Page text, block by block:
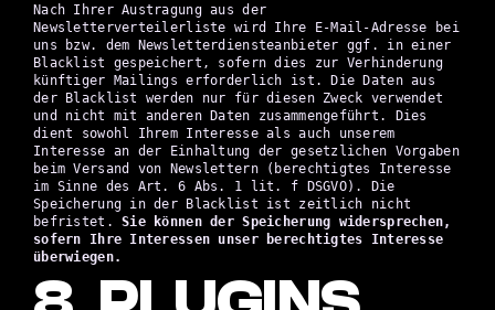
Nach Ihrer Austragung aus der
Newsletterverteilerliste wird Ihre E-Mail-Adresse bei
uns bzw. dem Newsletterdiensteanbieter ggf. in einer
Blacklist gespeichert, sofern dies zur Verhinderung
künftiger Mailings erforderlich ist. Die Daten aus
der Blacklist werden nur für diesen Zweck verwendet
und nicht mit anderen Daten zusammengeführt. Dies
dient sowohl Ihrem Interesse als auch unserem
Interesse an der Einhaltung der gesetzlichen Vorgaben
beim Versand von Newslettern (berechtigtes Interesse
im Sinne des Art. 6 Abs. 1 lit. f DSGVO). Die
Speicherung in der Blacklist ist zeitlich nicht
befristet.Sie können der Speicherung widersprechen,
sofern Ihre Interessen unser berechtigtes Interesse
überwiegen.